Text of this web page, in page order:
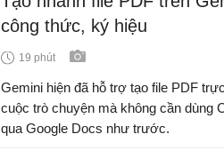
công thức, ký hiệu
19 phút
Gemini hiện đã hỗ trợ tạo file PDF
cuộc trò chuyện mà không cần dùng
qua Google Docs như trước.